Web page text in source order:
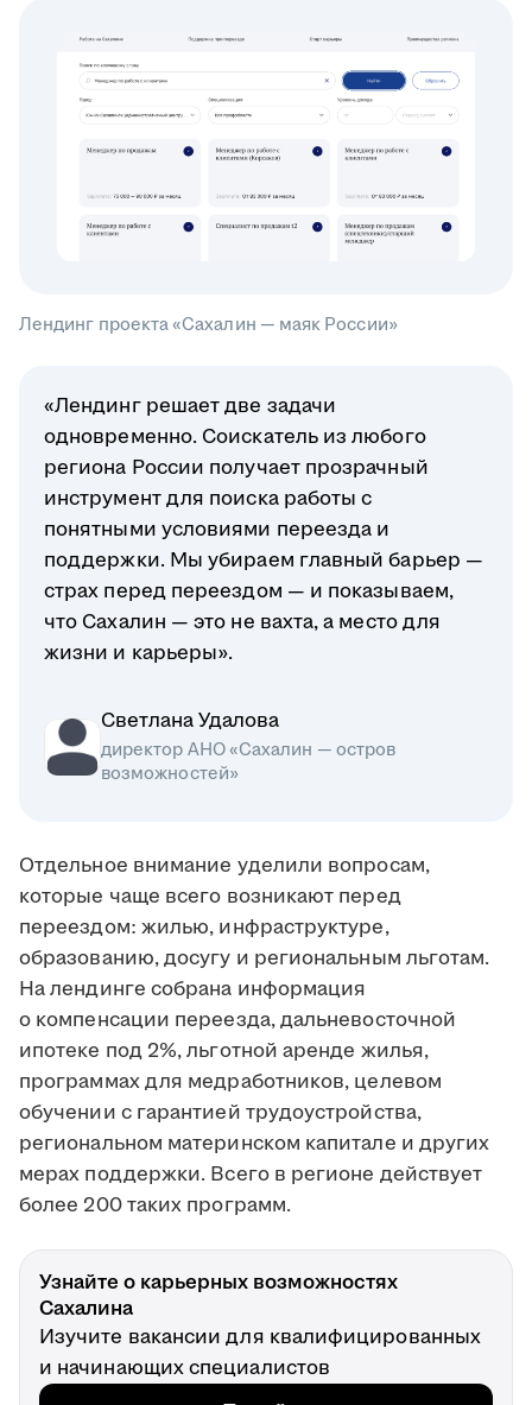
Лендинг проекта «Сахалин — маяк России»
«Лендинг решает две задачи
одновременно. Соискатель из любого
региона России получает прозрачный
инструмент для поиска работы с
понятными условиями переезда и
поддержки. Мы убираем главный барьер —
страх перед переездом — и показываем,
что Сахалин — это не вахта, а место для
жизни и карьеры».
Светлана Удалова
директор АНО «Сахалин — остров
возможностей»
Отдельное внимание уделили вопросам,
которые чаще всего возникают перед
переездом: жилью, инфраструктуре,
образованию, досугу и региональным льготам.
На лендинге собрана информация
о компенсации переезда, дальневосточной
ипотеке под 2%, льготной аренде жилья,
программах для медработников, целевом
обучении с гарантией трудоустройства,
региональном материнском капитале и других
мерах поддержки. Всего в регионе действует
более 200 таких программ.
Узнайте о карьерных возможностях
Сахалина
Изучите вакансии для квалифицированных
и начинающих специалистов